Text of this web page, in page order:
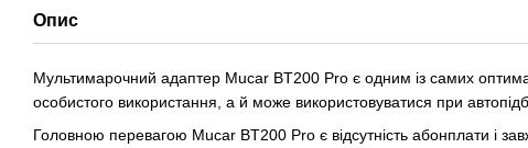
Опис
Мультимарочний адаптер Mucar BT200 Pro є одним із самих
особистого використання, а й може використовуватися при
Головною перевагою Mucar BT200 Pro є відсутність абонплати і